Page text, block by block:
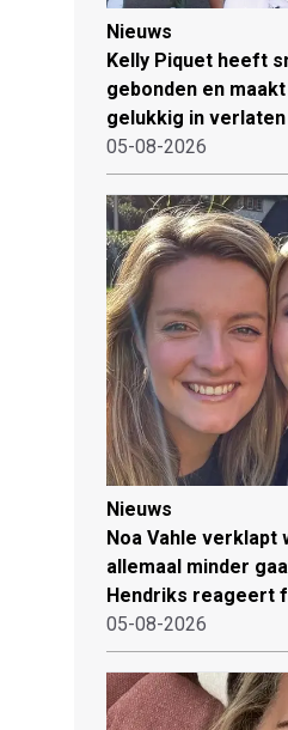
Nieuws
Kelly Piquet heeft
gebonden en
gelukkig in
05-08-2026
Nieuws
Noa Vahle verklapt
allemaal minder
Hendriks reageert
05-08-2026